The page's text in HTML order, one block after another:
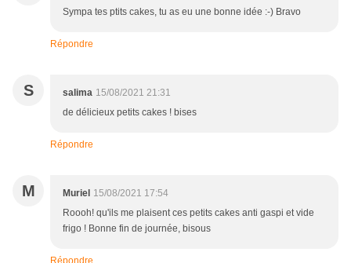
Sympa tes ptits cakes, tu as eu une bonne idée :-) Bravo
Répondre
S salima 15/08/2021 21:31
de délicieux petits cakes ! bises
Répondre
M Muriel 15/08/2021 17:54
Roooh! qu'ils me plaisent ces petits cakes anti gaspi et vide
frigo ! Bonne fin de journée, bisous
Répondre